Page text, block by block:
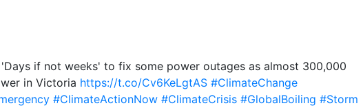
if not weeks' to fix some power outages as almost 300,000
in Victoria https://t.co/Cv6KeLgtAS #ClimateChange
#ClimateActionNow #ClimateCrisis #GlobalBoiling #Storm